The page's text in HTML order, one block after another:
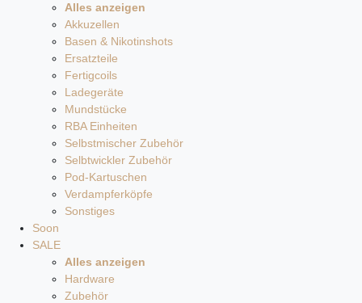
Alles anzeigen
Akkuzellen
Basen & Nikotinshots
Ersatzteile
Fertigcoils
Ladegeräte
Mundstücke
RBA Einheiten
Selbstmischer Zubehör
Selbtwickler Zubehör
Pod-Kartuschen
Verdampferköpfe
Sonstiges
Soon
SALE
Alles anzeigen
Hardware
Zubehör